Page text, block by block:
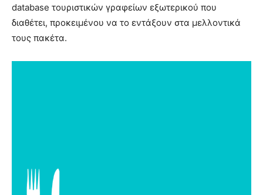
database τουριστικών γραφείων εξωτερικού που
διαθέτει, προκειμένου να το εντάξουν στα μελλοντικά
τους πακέτα.